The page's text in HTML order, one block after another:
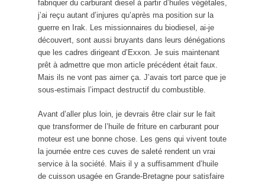
fabriquer du carburant diesel à partir d’huiles végétales,
j’ai reçu autant d’injures qu’après ma position sur la
guerre en Irak. Les missionnaires du biodiesel, ai-je
découvert, sont aussi bruyants dans leurs dénégations
que les cadres dirigeant d’Exxon. Je suis maintenant
prêt à admettre que mon article précédent était faux.
Mais ils ne vont pas aimer ça. J’avais tort parce que je
sous-estimais l’impact destructif du combustible.
Avant d’aller plus loin, je devrais être clair sur le fait
que transformer de l’huile de friture en carburant pour
moteur est une bonne chose. Les gens qui vivent toute
la journée entre ces cuves de saleté rendent un vrai
service à la société. Mais il y a suffisamment d’huile
de cuisson usagée en Grande-Bretagne pour satisfaire